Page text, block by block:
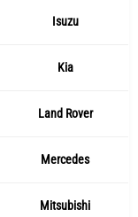
Isuzu
Kia
Land Rover
Mercedes
Mitsubishi